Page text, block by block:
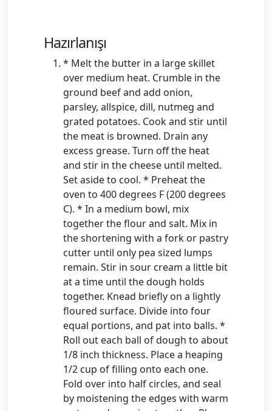
Hazırlanışı
* Melt the butter in a large skillet
over medium heat. Crumble in the
ground beef and add onion,
parsley, allspice, dill, nutmeg and
grated potatoes. Cook and stir until
the meat is browned. Drain any
excess grease. Turn off the heat
and stir in the cheese until melted.
Set aside to cool. * Preheat the
oven to 400 degrees F (200 degrees
C). * In a medium bowl, mix
together the flour and salt. Mix in
the shortening with a fork or pastry
cutter until only pea sized lumps
remain. Stir in sour cream a little bit
at a time until the dough holds
together. Knead briefly on a lightly
floured surface. Divide into four
equal portions, and pat into balls. *
Roll out each ball of dough to about
1/8 inch thickness. Place a heaping
1/2 cup of filling onto each one.
Fold over into half circles, and seal
by moistening the edges with warm